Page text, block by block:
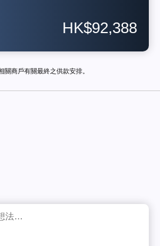
HK$92,388
關商戶有關最終之供款安排。